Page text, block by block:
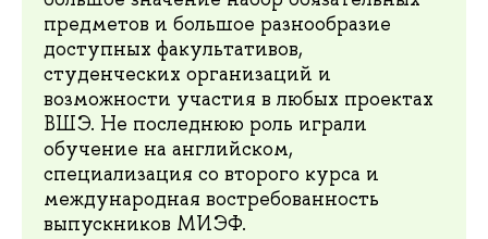
предметов и большое разнообразие
доступных факультативов,
студенческих организаций и
возможности участия в любых проектах
ВШЭ. Не последнюю роль играли
обучение на английском,
специализация со второго курса и
международная востребованность
выпускников МИЭФ.